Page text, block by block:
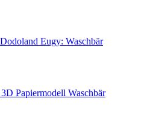
Dodoland Eugy: Waschbär
3D Papiermodell Waschbär